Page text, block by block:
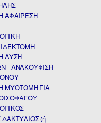
ΑΦΑΙΡΕΣΗ
ΛΥΣΗ
- ΑΝΑΚΟΥΦΙΣΗ
ΜΥΟΤΟΜΗ ΓΙΑ
ΔΑΚΤΥΛΙΟΣ (ή